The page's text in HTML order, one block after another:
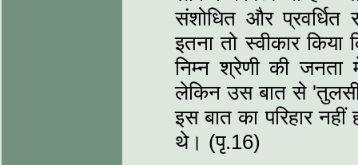
संशोधित और
इतना तो स्‍वीकार
निम्‍न श्रेणी की जनता
लेकिन उस बात से
इस बात का परिहार नहीं
थे। (पृ.16)